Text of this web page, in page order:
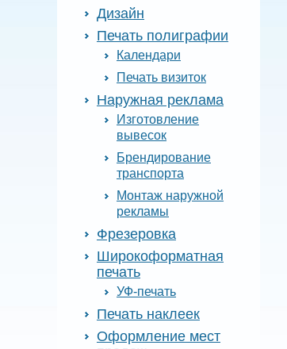
Дизайн
Печать полиграфии
Календари
Печать визиток
Наружная реклама
Изготовление
вывесок
Брендирование
транспорта
Монтаж наружной
рекламы
Фрезеровка
Широкоформатная
печать
УФ-печать
Печать наклеек
Оформление мест